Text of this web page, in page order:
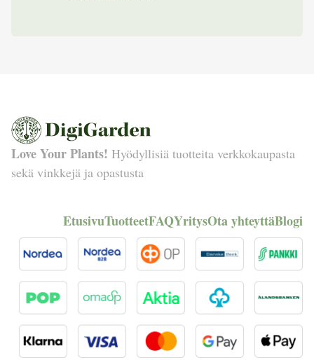
Love Your Plants! Hyödyllisiä tuotteita verkkokaupasta
sekä vinkkejä ja opastusta
EtusivuTuotteetFAQYritysOta yhteyttäBlogi